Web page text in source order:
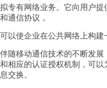
拟专有网络业务。它向用户
和通信协议，
可以使企业在公共网络上构
伴随移动通信技术的不断发
和相应的认证授权机制，可
息交换。